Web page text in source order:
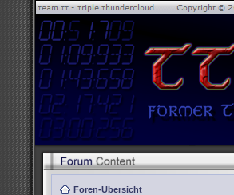
Foren-Übersicht